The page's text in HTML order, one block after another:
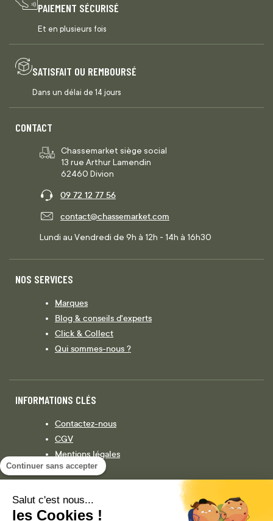
Continuer sans accepter
Salut c'est nous...
les Cookies !
PAIEMENT SÉCURISÉ
Et en plusieurs fois
SATISFAIT OU REMBOURSÉ
Dans un délai de 14 jours
CONTACT
Chassemarket siège social
13 rue Arthur Lamendin
62460 Divion
09 72 12 77 56
contact@chassemarket.com
Lundi au Vendredi de 9h à 12h - 14h à 16h30
NOS SERVICES
Marques
Blog & conseils d'experts
Click & Collect
Qui sommes-nous ?
INFORMATIONS CLÉS
Contactez-nous
CGV
Mentions légales
Législation